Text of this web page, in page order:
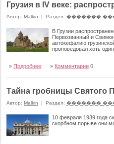
Грузия в IV веке:
Автор: Malkin | Раздел: �������
В Грузии
Первозванный и
автокефалию
проповедовал хоть
» Подробнее » Комментарии 0
Тайна гробницы Святого
Автор: Malkin | Раздел: �������
10 февраля 1939 года
скорбном порыве они